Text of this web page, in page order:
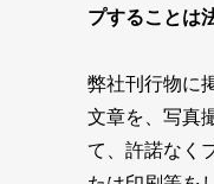
プすることは
弊社刊行物に
文章を、写真
て、許諾なく